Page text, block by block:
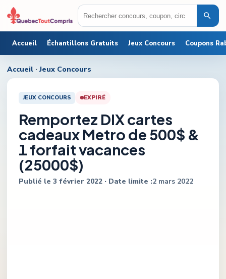
Accueil Échantillons Gratuits Jeux Concours Coupons
Accueil · Jeux Concours
JEUX CONCOURS EXPIRÉ
Remportez DIX cartes
cadeaux Metro de 500$ &
1 forfait vacances
(25000$)
Publié le 3 février 2022 · Date limite :2 mars 2022